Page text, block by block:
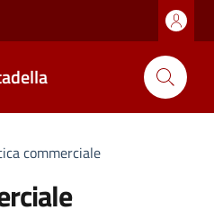
commerciale